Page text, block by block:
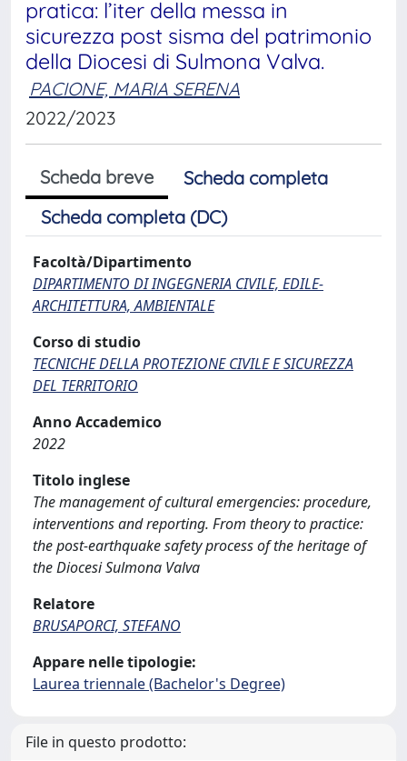
pratica: l’iter della messa in
sicurezza post sisma del patrimonio
della Diocesi di Sulmona Valva.
PACIONE, MARIA SERENA
2022/2023
Scheda breve
Scheda completa
Scheda completa (DC)
Facoltà/Dipartimento
DIPARTIMENTO DI INGEGNERIA CIVILE, EDILE-
ARCHITETTURA, AMBIENTALE
Corso di studio
TECNICHE DELLA PROTEZIONE CIVILE E SICUREZZA
DEL TERRITORIO
Anno Accademico
2022
Titolo inglese
The management of cultural emergencies: procedure,
interventions and reporting. From theory to practice:
the post-earthquake safety process of the heritage of
the Diocesi Sulmona Valva
Relatore
BRUSAPORCI, STEFANO
Appare nelle tipologie:
Laurea triennale (Bachelor's Degree)
File in questo prodotto: